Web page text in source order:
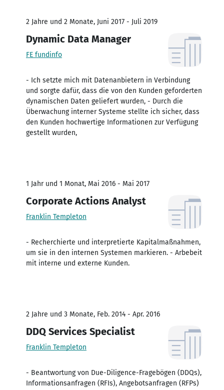
2 Jahre und 2 Monate, Juni 2017 - Juli 2019
Dynamic Data Manager
FE fundinfo
- Ich setzte mich mit Datenanbietern in Verbindung
und sorgte dafür, dass die von den Kunden geforderten
dynamischen Daten geliefert wurden, - Durch die
Überwachung interner Systeme stellte ich sicher, dass
den Kunden hochwertige Informationen zur Verfügung
gestellt wurden,
1 Jahr und 1 Monat, Mai 2016 - Mai 2017
Corporate Actions Analyst
Franklin Templeton
- Recherchierte und interpretierte Kapitalmaßnahmen,
um sie in den internen Systemen markieren. - Arbebeit
mit interne und externe Kunden.
2 Jahre und 3 Monate, Feb. 2014 - Apr. 2016
DDQ Services Specialist
Franklin Templeton
- Beantwortung von Due-Diligence-Fragebögen (DDQs),
Informationsanfragen (RFIs), Angebotsanfragen (RFPs)